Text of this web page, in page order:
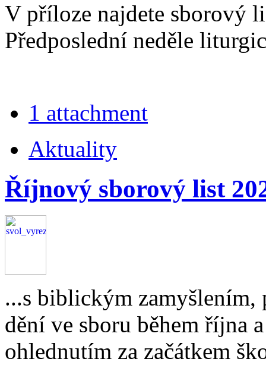
V příloze najdete sborový
Předposlední neděle
1 attachment
Aktuality
Říjnový sborový list
...s biblickým zamyšlením,
dění ve sboru během října
ohlednutím za začátkem